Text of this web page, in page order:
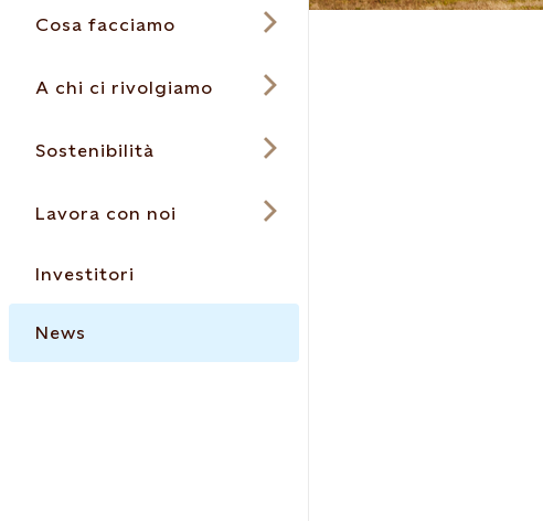
Cosa facciamo
A chi ci rivolgiamo
Sostenibilità
Lavora con noi
Investitori
News